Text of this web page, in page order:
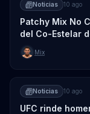
Noticias 10 ago
Patchy Mix No
del Co-Estelar
Mix
Noticias 10 ago
UFC rinde